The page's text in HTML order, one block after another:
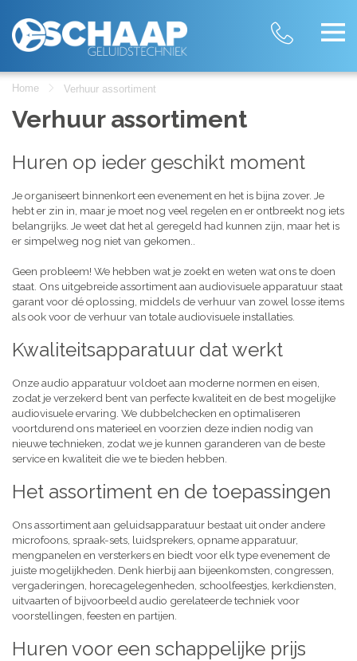
Home Verhuur assortiment
Verhuur assortiment
Huren op ieder geschikt moment
Je organiseert binnenkort een evenement en het is bijna zover. Je
hebt er zin in, maar je moet nog veel regelen en er ontbreekt nog iets
belangrijks. Je weet dat het al geregeld had kunnen zijn, maar het is
er simpelweg nog niet van gekomen..
Geen probleem! We hebben wat je zoekt en weten wat ons te doen
staat. Ons uitgebreide assortiment aan audiovisuele apparatuur staat
garant voor dé oplossing, middels de verhuur van zowel losse items
als ook voor de verhuur van totale audiovisuele installaties.
Kwaliteitsapparatuur dat werkt
Onze audio apparatuur voldoet aan moderne normen en eisen,
zodat je verzekerd bent van perfecte kwaliteit en de best mogelijke
audiovisuele ervaring. We dubbelchecken en optimaliseren
voortdurend ons materieel en voorzien deze indien nodig van
nieuwe technieken, zodat we je kunnen garanderen van de beste
service en kwaliteit die we te bieden hebben.
Het assortiment en de toepassingen
Ons assortiment aan geluidsapparatuur bestaat uit onder andere
microfoons, spraak-sets, luidsprekers, opname apparatuur,
mengpanelen en versterkers en biedt voor elk type evenement de
juiste mogelijkheden. Denk hierbij aan bijeenkomsten, congressen,
vergaderingen, horecagelegenheden, schoolfeestjes, kerkdiensten,
uitvaarten of bijvoorbeeld audio gerelateerde techniek voor
voorstellingen, feesten en partijen.
Huren voor een schappelijke prijs